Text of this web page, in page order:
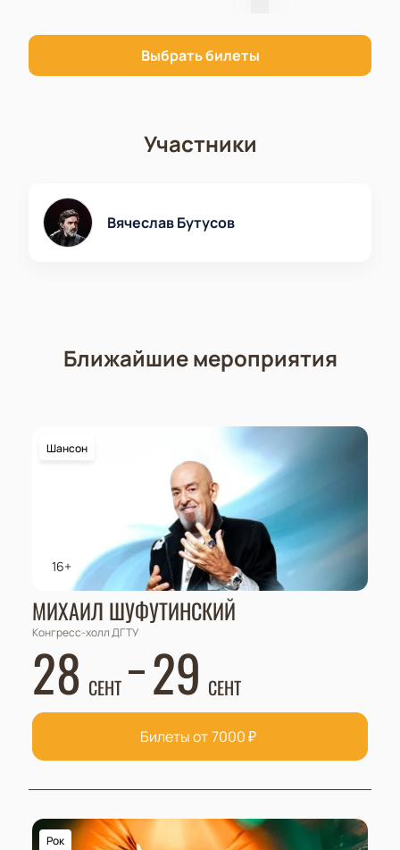
расположению. Актуальную стоимость легко
посмотреть на сайте. Не пропустите возможность
Выбрать билеты
Участники
Вячеслав Бутусов
Ближайшие мероприятия
16+
Шансон
МИХАИЛ ШУФУТИНСКИЙ
Конгресс-холл ДГТУ
28 СЕНТ 29 СЕНТ
Билеты от7000₽
Рок